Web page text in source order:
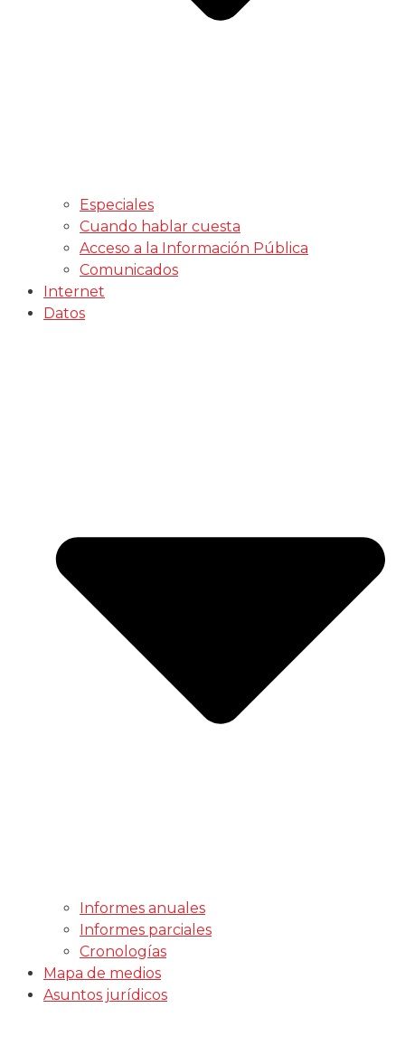
Especiales
Cuando hablar cuesta
Acceso a la Información Pública
Comunicados
Internet
Datos
Informes anuales
Informes parciales
Cronologías
Mapa de medios
Asuntos jurídicos